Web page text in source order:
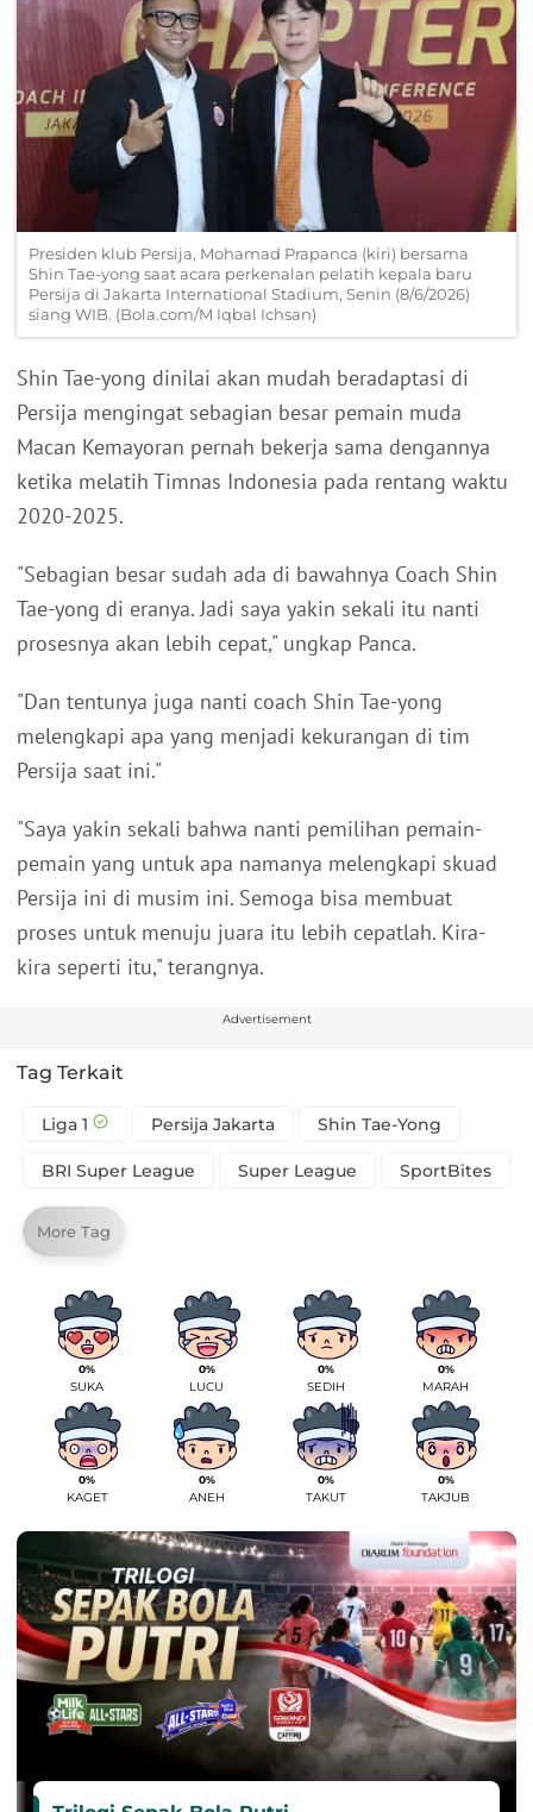
Presiden klub Persija, Mohamad Prapanca (kiri) bersama
Shin Tae-yong saat acara perkenalan pelatih kepala baru
Persija di Jakarta International Stadium, Senin (8/6/2026)
siang WIB. (Bola.com/M Iqbal Ichsan)
Shin Tae-yong dinilai akan mudah beradaptasi di
Persija mengingat sebagian besar pemain muda
Macan Kemayoran pernah bekerja sama dengannya
ketika melatih Timnas Indonesia pada rentang waktu
2020-2025.
"Sebagian besar sudah ada di bawahnya Coach Shin
Tae-yong di eranya. Jadi saya yakin sekali itu nanti
prosesnya akan lebih cepat," ungkap Panca.
"Dan tentunya juga nanti coach Shin Tae-yong
melengkapi apa yang menjadi kekurangan di tim
Persija saat ini."
"Saya yakin sekali bahwa nanti pemilihan pemain-
pemain yang untuk apa namanya melengkapi skuad
Persija ini di musim ini. Semoga bisa membuat
proses untuk menuju juara itu lebih cepatlah. Kira-
kira seperti itu," terangnya.
Advertisement
Tag Terkait
Liga 1 Persija Jakarta Shin Tae-Yong
BRI Super League Super League SportBites
More Tag
0%
SUKA
0%
LUCU
0%
SEDIH
0%
MARAH
0%
KAGET
0%
ANEH
0%
TAKUT
0%
TAKJUB